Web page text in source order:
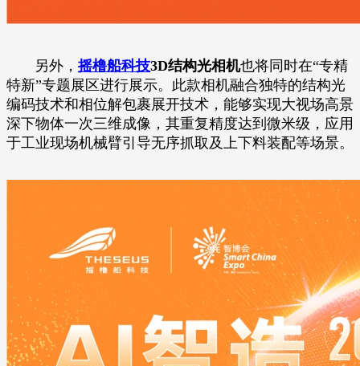
另外， 摇橹船科技3D结构光相机也将同时在“专精
特新”专题展区进行展示。此款相机融合独特的结构光
编码技术和相位解包裹展开技术，能够实现大视场高景
深下物体一次三维成像，其重复精度达到微米级，应用
于工业现场机械臂引导无序抓取及上下料装配等场景。